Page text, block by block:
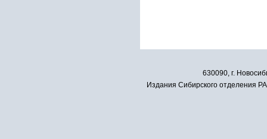
630090, г.
Издания Сибирского отделения